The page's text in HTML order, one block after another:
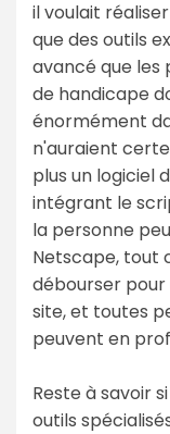
il voulait
que des outils
avancé que les
de handicape
énormément
n'auraient
plus un logiciel
intégrant le
la personne
Netscape, tout
débourser pour
site, et toutes
peuvent en
Reste à savoir
outils